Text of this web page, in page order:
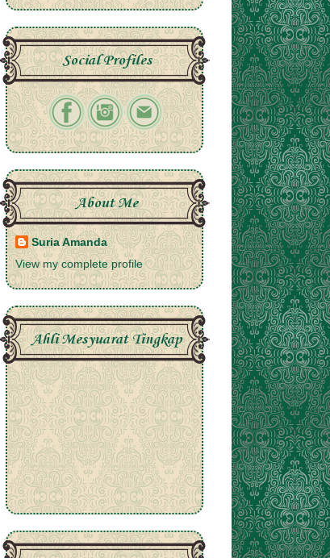
Social Profiles
About Me
Suria Amanda
View my complete profile
Ahli Mesyuarat Tingkap